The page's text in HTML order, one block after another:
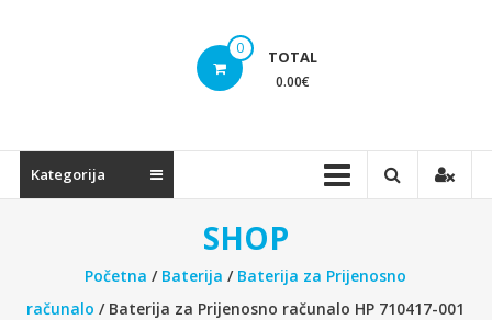
0 TOTAL
0.00€
Kategorija
SHOP
Početna / Baterija / Baterija za Prijenosno
računalo / Baterija za Prijenosno računalo HP 710417-001